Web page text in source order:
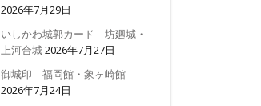
2026年7月29日
いしかわ城郭カード 坊廻城・
上河合城2026年7月27日
御城印 福岡館・象ヶ崎館
2026年7月24日